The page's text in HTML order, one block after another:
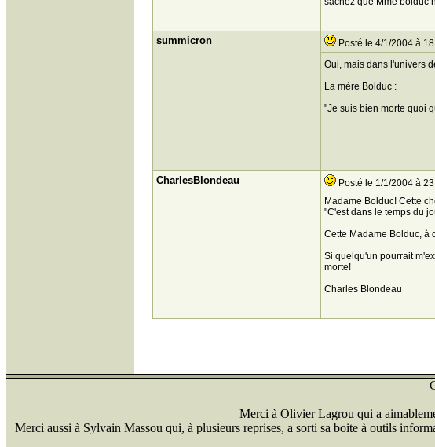
summicron
Posté le 4/1/2004 à
Oui, mais dans l'univers
La mère Bolduc :
"Je suis bien morte quoi
CharlesBlondeau
Posté le 1/1/2004 à
Madame Bolduc! Cette
"C'est dans le temps du
Cette Madame Bolduc, à
Si quelqu'un pourrait
morte!
Charles Blondeau
Merci à Olivier Lagrou qui a
Merci aussi à Sylvain Massou qui, à plusieurs reprises, a sorti sa boite à outils